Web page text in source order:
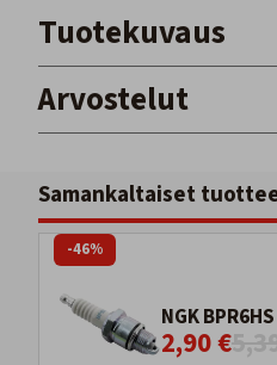
Tuotekuvaus
Arvostelut
Samankaltaiset
NGK
2,90 €5,39
-46%